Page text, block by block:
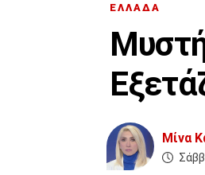
ΕΛΛΑΔΑ
Μίνα